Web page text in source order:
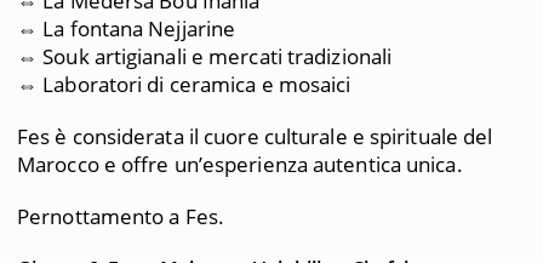
⇔ La fontana Nejjarine
⇔ Souk artigianali e mercati tradizionali
⇔ Laboratori di ceramica e mosaici
Fes è considerata il cuore culturale e spirituale del
Marocco e offre un’esperienza autentica unica.
Pernottamento a Fes.